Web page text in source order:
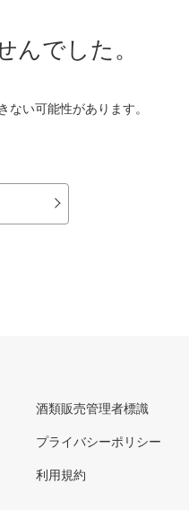
んでした。
い可能性があります。
酒類販売管理者標識
プライバシーポリシー
利用規約